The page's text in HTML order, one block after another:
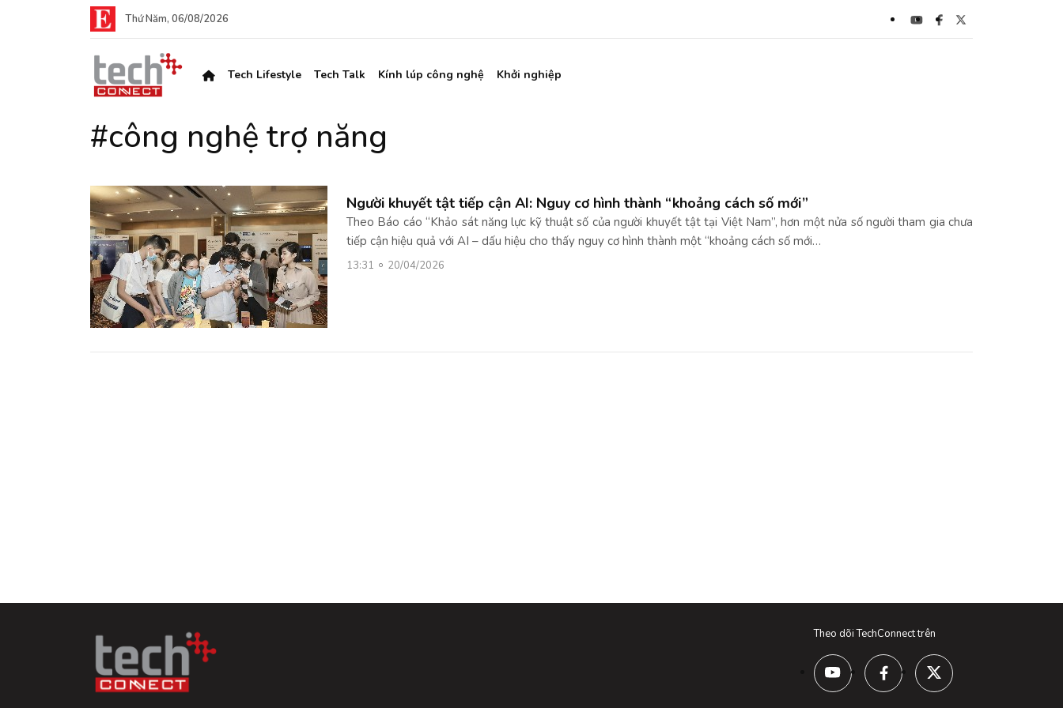
Thứ Năm, 06/08/2026
Tech Lifestyle Tech Talk Kính lúp công nghệ Khởi nghiệp
#công nghệ trợ năng
Người khuyết tật tiếp cận AI: Nguy cơ hình thành “khoảng cách số mới”
Theo Báo cáo “Khảo sát năng lực kỹ thuật số của người khuyết tật tại Việt Nam”, hơn một nửa số người tham gia chưa
tiếp cận hiệu quả với AI – dấu hiệu cho thấy nguy cơ hình thành một “khoảng cách số mới…
13:31 20/04/2026
Theo dõi TechConnect trên